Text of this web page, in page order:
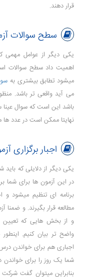
قرار دهند.
سطح سوالات
یکی دیگر از عوامل مهمی
اهمیت داد سطح سوالات
میشود تطابق بیشتری به
می آید واقعی تر باشد.
باشد این است که سوال عینا
نهایتا ممکن است در عدد ها
اجبار برگزاری
یکی دیگر از دلایلی که
در این آزمون ها برای شما
برنامه ای تنظیم میشود و
مطالعه قرار بگیرند. و
و از بخش هایی که تعیین
واضح تر بیان کنیم. اینطور
اجباری هم برای خواندن
شما یک روز را برای
بنابراین میتوان گفت شرکت